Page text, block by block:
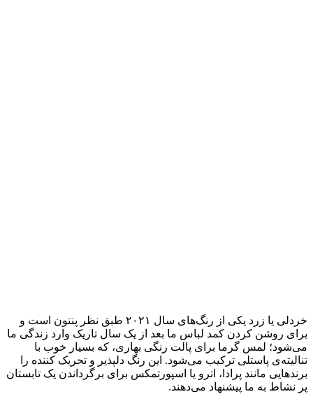
خردلی یا زرد یکی از رنگ‌های سال ۲۰۲۱ طبق نظر پنتون است و
برای روشن کردن کمد لباس ما بعد از یک سال تاریک وارد زندگی ما
می‌شود؛ لمس گرما برای پالت رنگی بهاری، که بسیار خوب با
تنالیته‌ی پاستلی ترکیب می‌شود. این رنگ دلپذیر و تحریک کننده‌ را
برندهایی‌ مانند پرادا، اترو یا اسپورتمکس برای برگرداندن یک تابستان
پر نشاط به ما پیشنهاد می‌دهند.